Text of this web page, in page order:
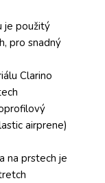
je použitý
pro snadný
Clarino
airprene)
na prstech je